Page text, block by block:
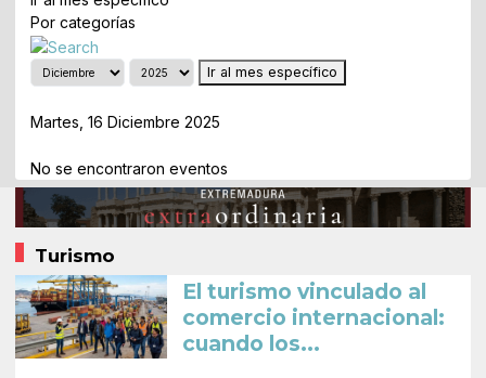
Por categorías
Ir al mes específico
Martes, 16 Diciembre 2025
No se encontraron eventos
Turismo
El turismo vinculado al
comercio internacional:
cuando los...